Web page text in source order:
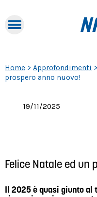
Lang
Home > Approfondimenti >
prospero anno nuovo!
19/11/2025
Felice Natale ed un
Il 2025 è quasi giunto al